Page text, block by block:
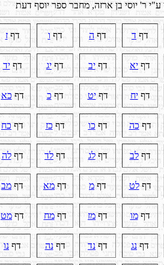
ע"י ר' יוסי בן ארזה, מחבר ספר יוסף דעת
דף ד דף ה דף ו דףז
דף יא דףיב דף יג דףיד
דףיח דףיט דף כ דף כא
דף כה דף כו דף כז דף כח
דףלב דףלג דף לד דףלה
דףלט דף מ דף מא דף מב
דףמו דף מז דףמח דף מט
דף נג דף נד דףנה דף נו